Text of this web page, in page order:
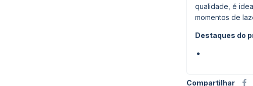
qualidade, é
momentos de
Destaques do
Compartilhar